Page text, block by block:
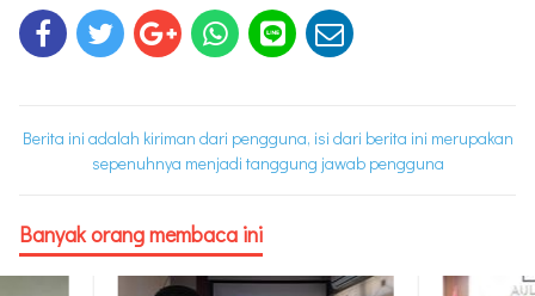
Berita ini adalah kiriman dari pengguna, isi dari berita ini merupakan
sepenuhnya menjadi tanggung jawab pengguna
Banyak orang membaca ini